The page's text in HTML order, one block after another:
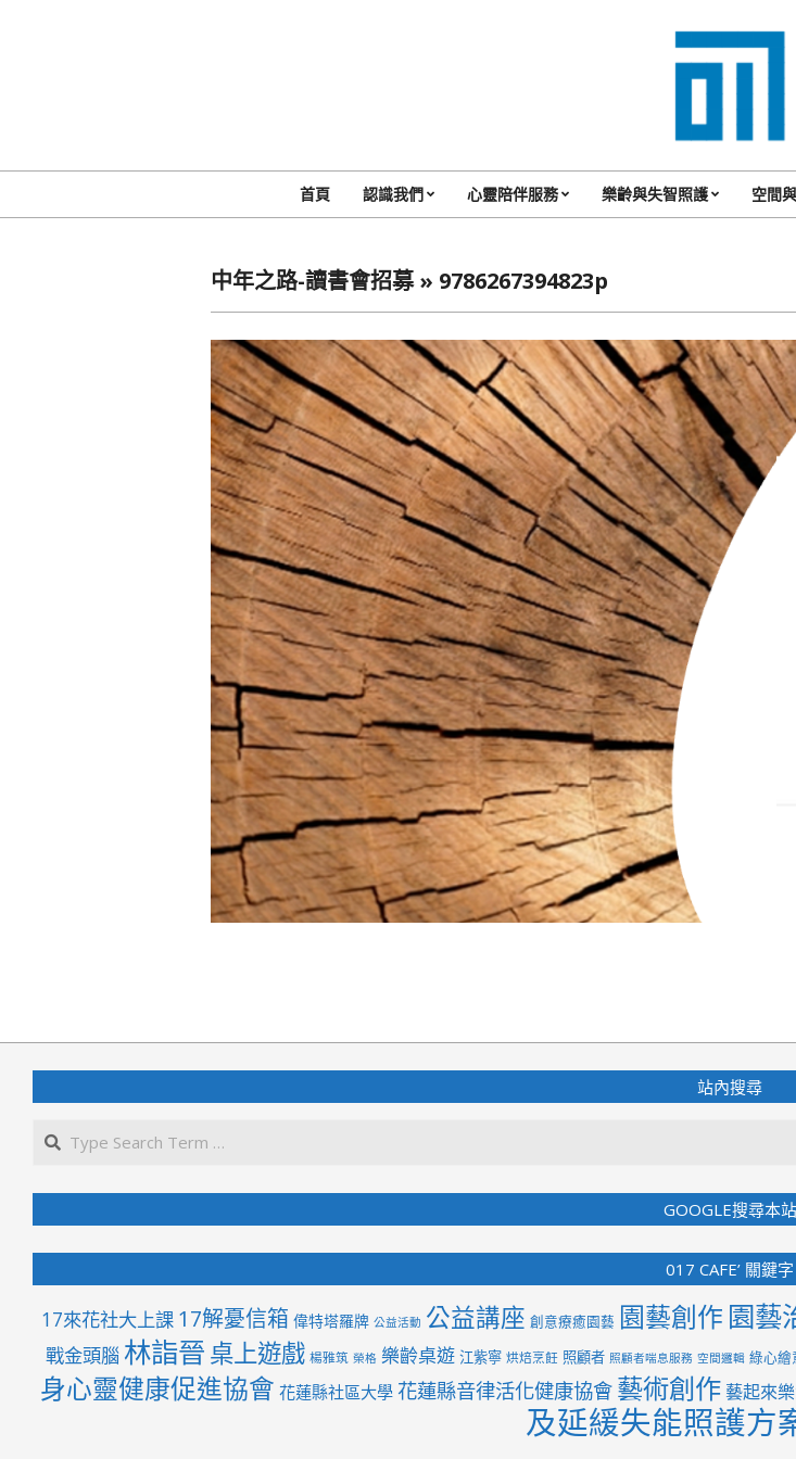
017
Cafe'
一
起
咖
啡
館
Primary
首頁 認識我們 心靈陪伴服務 樂齡與失智照護 空間
中年之路-讀書會招募 » 9786267394823p
02-
11
站內搜尋
GOOGLE搜尋本站
017 CAFE’ 關鍵字
17來花社大上課 17解憂信箱 偉特塔羅牌 公益活動 公益講座 創意療癒園藝 園藝創作 園藝
戰金頭腦 林詣晉桌上遊戲 楊雅筑 榮格 樂齡桌遊 江紫寧 烘焙烹飪 照顧者 照顧者喘息服務 空間邏輯 綠心繪
身心靈健康促進協會 花蓮縣社區大學 花蓮縣音律活化健康協會 藝術創作 藝起來
及延緩失能照護方